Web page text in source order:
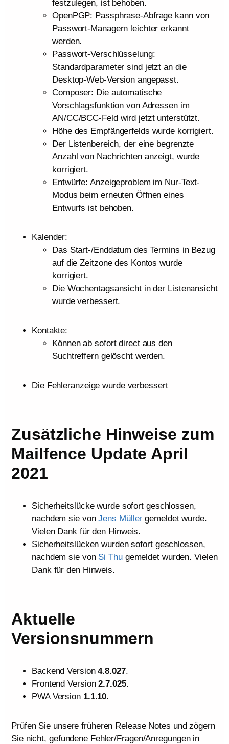
festzulegen, ist behoben.
OpenPGP: Passphrase-Abfrage kann von
Passwort-Managern leichter erkannt
werden.
Passwort-Verschlüsselung:
Standardparameter sind jetzt an die
Desktop-Web-Version angepasst.
Composer: Die automatische
Vorschlagsfunktion von Adressen im
AN/CC/BCC-Feld wird jetzt unterstützt.
Höhe des Empfängerfelds wurde korrigiert.
Der Listenbereich, der eine begrenzte
Anzahl von Nachrichten anzeigt, wurde
korrigiert.
Entwürfe: Anzeigeproblem im Nur-Text-
Modus beim erneuten Öffnen eines
Entwurfs ist behoben.
Kalender:
Das Start-/Enddatum des Termins in Bezug
auf die Zeitzone des Kontos wurde
korrigiert.
Die Wochentagsansicht in der Listenansicht
wurde verbessert.
Kontakte:
Können ab sofort direct aus den
Suchtreffern gelöscht werden.
Die Fehleranzeige wurde verbessert
Zusätzliche Hinweise zum
Mailfence Update April
2021
Sicherheitslücke wurde sofort geschlossen,
nachdem sie vonJens Müller gemeldet wurde.
Vielen Dank für den Hinweis.
Sicherheitslücken wurden sofort geschlossen,
nachdem sie von Si Thugemeldet wurden. Vielen
Dank für den Hinweis.
Aktuelle
Versionsnummern
Backend Version4.8.027.
Frontend Version2.7.025.
PWA Version 1.1.10.
Prüfen Sie unsere früheren Release Notes und zögern
Sie nicht, gefundene Fehler/Fragen/Anregungen in